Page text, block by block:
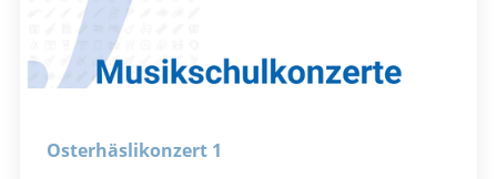
Osterhäslikonzert 1